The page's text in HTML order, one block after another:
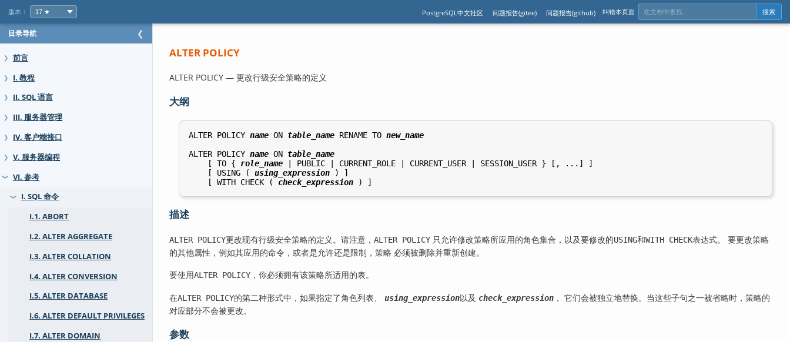
版本： PostgreSQL中文社区 问题报告(gitee) 问题报告(github) 纠错本页面 搜索
目录导航 ❮
❯ 前言
❯ I. 教程
❯ II. SQL 语言
❯ III. 服务器管理
❯ IV. 客户端接口
❯ V. 服务器编程
❯ VI. 参考
❯
I. SQL 命令
I.1. ABORT
I.2. ALTER AGGREGATE
I.3. ALTER COLLATION
I.4. ALTER CONVERSION
I.5. ALTER DATABASE
I.6. ALTER DEFAULT PRIVILEGES
I.7. ALTER DOMAIN
ALTER POLICY
ALTER POLICY — 更改行级安全策略的定义
大纲
ALTER POLICY name ON table_name RENAME TO new_name
ALTER POLICY name ON table_name
    [ TO {
role_name | PUBLIC | CURRENT_ROLE | CURRENT_USER | SESSION_USER } [, ...] ]
    [ USING (
using_expression ) ]
    [ WITH CHECK (
check_expression
描述
ALTER POLICY更改现有行级安全策略的定义。请注意， ALTER POLICY 只允许修改策略所应用的角色集合，以及要修改的USING和WITH CHECK表达式。 要更改策略
的其他属性，例如其应用的命令，或者是允许还是限制，策略 必须被删除并重新创建。
要使用ALTER POLICY ，你必须拥有该策略所适用的表。
在ALTER POLICY的第二种形式中，如果指定了角色列表、 using_expression以及 check_expression ， 它们会被独立地替换。当这些子句之一被省略时，策略的
对应部分不会被更改。
参数